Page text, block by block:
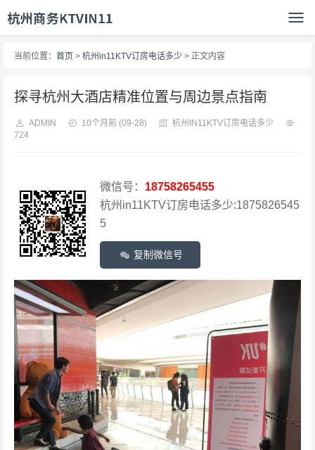
当前位置： 首页 > 杭州in11KTV订房电话多少 > 正文内容
探寻杭州大酒店精准位置与周边景点指南
ADMIN 10个月前 (09-28)
杭州IN11KTV订房电话多少
724
微信号： 18758265455
杭州in11KTV订房电话多少:1875826545
5
复制微信号